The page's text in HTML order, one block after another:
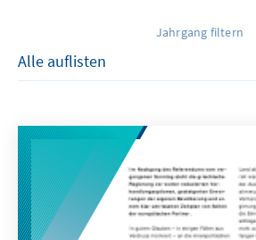
Jahrgang filtern